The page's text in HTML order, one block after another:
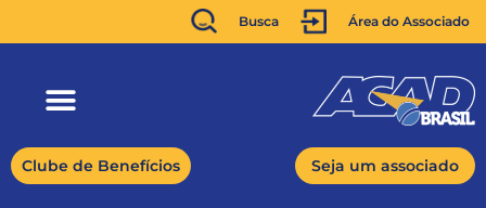
Busca Área do Associado
Clube de Benefícios Seja um associado